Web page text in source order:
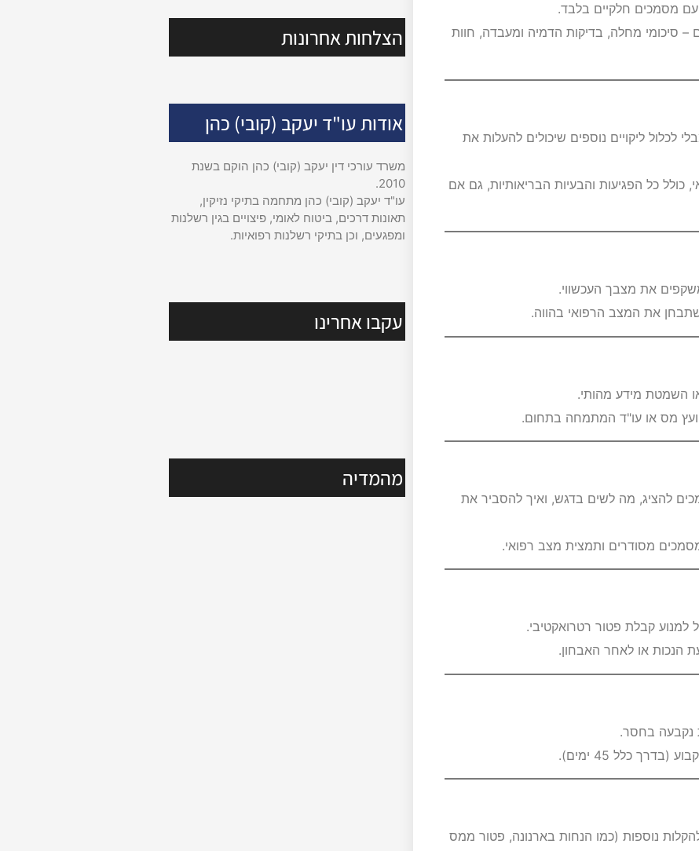
מסמכים חלקיים בלבד.
– סיכומי מחלה, בדיקות הדמיה ומעבדה, חוות
ליקויים נוספים שיכולים להעלות את
כל הפגיעות והבעיות הבריאותיות, גם אם
את מצבך העכשווי.
את המצב הרפואי בהווה.
או השמטת מידע מהותי.
מס או עו"ד המתמחה בתחום.
להציג, מה לשים בדגש, ואיך להסביר את
מסודרים ותמצית מצב רפואי.
קבלת פטור רטרואקטיבי.
או לאחר האבחון.
נקבעה בחסר.
כלל 45 ימים).
נוספות (כמו הנחות בארנונה, פטור ממס
הצלחות אחרונות
אודות עו"ד יעקב (קובי) כהן
משרד עורכי דין יעקב (קובי) כהן הוקם בשנת
2010.
עו"ד יעקב (קובי) כהן מתחמה בתיקי נזיקין,
תאונות דרכים, ביטוח לאומי, פיצויים בגין רשלנות
ומפגעים, וכן בתיקי רשלנות רפואיות.
עקבו אחרינו
מהמדיה